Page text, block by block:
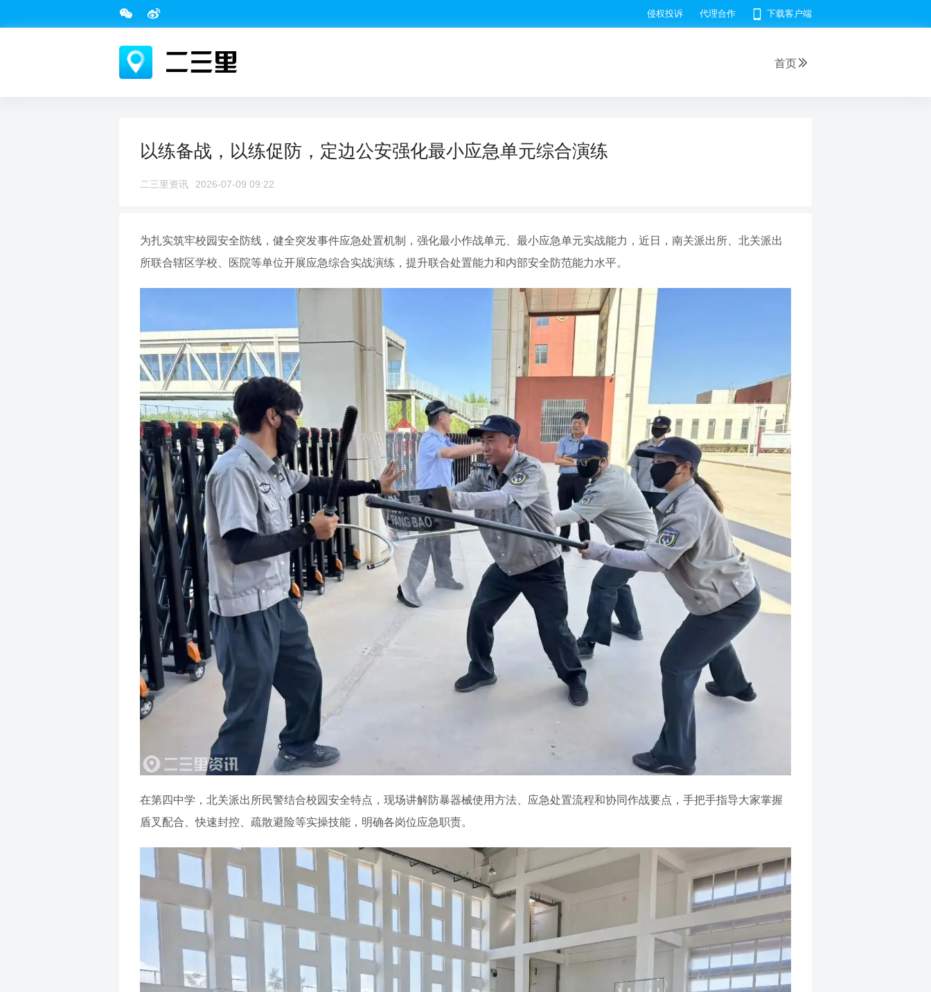
侵权投诉 代理合作 下载客户端
首页
以练备战，以练促防，定边公安强化最小应急单元综合演练
二三里资讯 2026-07-09 09:22
为扎实筑牢校园安全防线，健全突发事件应急处置机制，强化最小作战单元、最小应急单元实战能力，近日，南关派出所、北关派出
所联合辖区学校、医院等单位开展应急综合实战演练，提升联合处置能力和内部安全防范能力水平。
在第四中学，北关派出所民警结合校园安全特点，现场讲解防暴器械使用方法、应急处置流程和协同作战要点，手把手指导大家掌握
盾叉配合、快速封控、疏散避险等实操技能，明确各岗位应急职责。